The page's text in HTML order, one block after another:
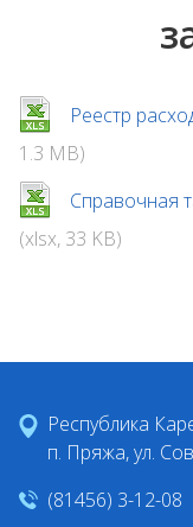
Реестр
1.3 MB)
Справочная
(xlsx, 33 KB)
Республика
п. Пряжа, ул.
(81456) 3-12-08